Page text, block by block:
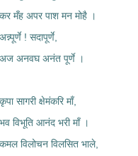
कर मँह अपर पाश मन मोहै ।
अन्न्पूर्णे ! सदापूर्णे,
अज अनवघ अनंत पूर्णे ।
कृपा सागरी क्षेमंकरि माँ,
भव विभूति आनंद भरी माँ ।
कमल विलोचन विलसित भाले,